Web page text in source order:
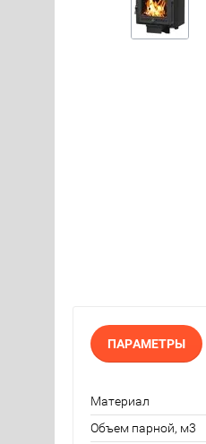
ПАРАМЕТРЫ
Материал
Объем парной, м3